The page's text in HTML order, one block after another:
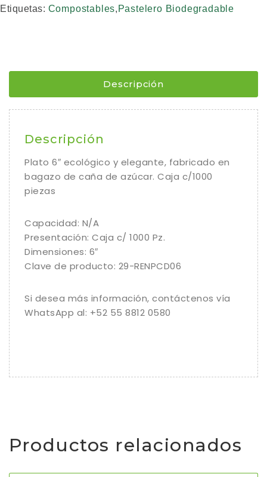
Etiquetas: Compostables, Pastelero Biodegradable
Descripción
Descripción
Plato 6″ ecológico y elegante, fabricado en
bagazo de caña de azúcar. Caja c/1000
piezas
Capacidad: N/A
Presentación: Caja c/ 1000 Pz.
Dimensiones: 6″
Clave de producto: 29-RENPCD06
Si desea más información, contáctenos vía
WhatsApp al: +52 55 8812 0580
Productos relacionados